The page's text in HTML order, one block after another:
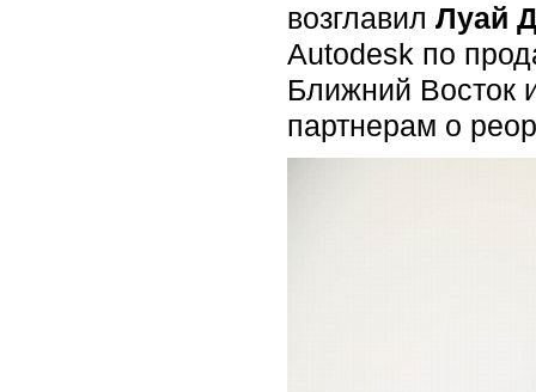
возглавил Луай
Autodesk по
Ближний Восток
партнерам о